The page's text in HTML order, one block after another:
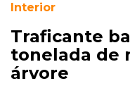
Interior
Traficante
tonelada de
árvore